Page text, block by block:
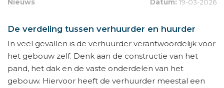
Nieuws Datum: 19-03-2026
De verdeling tussen verhuurder en huurder
In veel gevallen is de verhuurder verantwoordelijk voor
het gebouw zelf. Denk aan de constructie van het
pand, het dak en de vaste onderdelen van het
gebouw. Hiervoor heeft de verhuurder meestal een